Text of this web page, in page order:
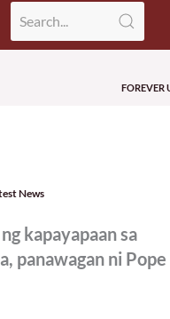
FOREVER
News
kapayapaan sa
panawagan ni Pope